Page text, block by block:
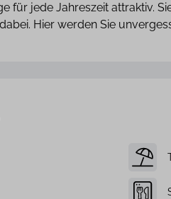
für jede Jahreszeit attraktiv.
Hier werden Sie